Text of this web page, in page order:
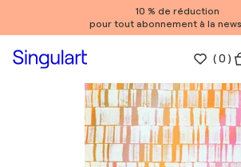
10 % de réduction
pour tout abonnement à la
(0 )